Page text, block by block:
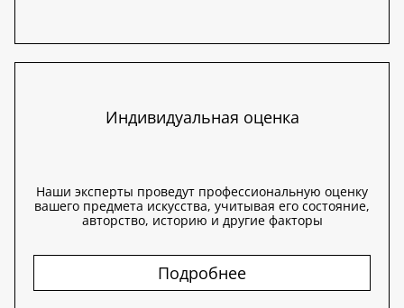
Индивидуальная оценка
Наши эксперты проведут профессиональную оценку
вашего предмета искусства, учитывая его состояние,
авторство, историю и другие факторы
Подробнее